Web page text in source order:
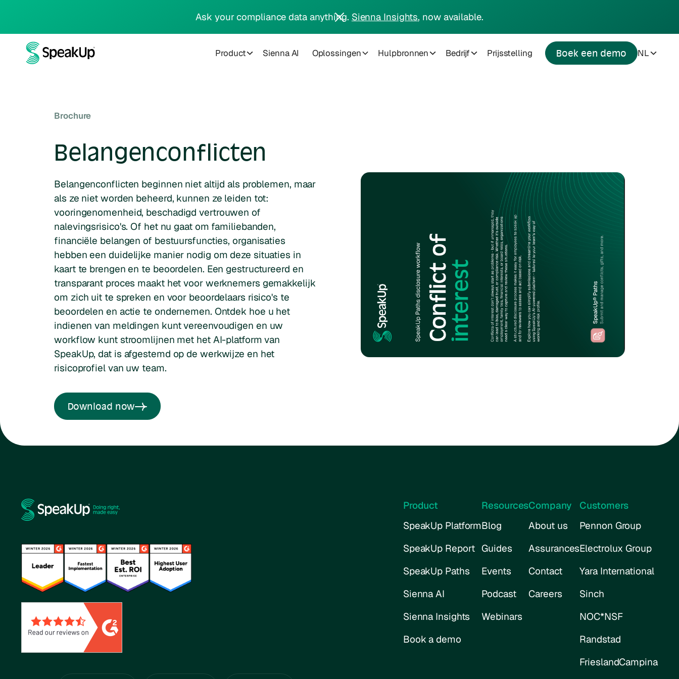
Ask your compliance data anything. Sienna Insights, now available.
Product Sienna AI Oplossingen Hulpbronnen Bedrijf Prijsstelling Boek een demo NL
Brochure
Belangenconflicten
Belangenconflicten beginnen niet altijd als problemen, maar
als ze niet worden beheerd, kunnen ze leiden tot:
vooringenomenheid, beschadigd vertrouwen of
nalevingsrisico's. Of het nu gaat om familiebanden,
financiële belangen of bestuursfuncties, organisaties
hebben een duidelijke manier nodig om deze situaties in
kaart te brengen en te beoordelen. Een gestructureerd en
transparant proces maakt het voor werknemers gemakkelijk
om zich uit te spreken en voor beoordelaars risico's te
beoordelen en actie te ondernemen. Ontdek hoe u het
indienen van meldingen kunt vereenvoudigen en uw
workflow kunt stroomlijnen met het AI-platform van
SpeakUp, dat is afgestemd op de werkwijze en het
risicoprofiel van uw team.
Download now
Product
SpeakUp Platform
SpeakUp Report
SpeakUp Paths
Sienna AI
Sienna Insights
Book a demo
Resources
Blog
Guides
Events
Podcast
Webinars
Company
About us
Assurances
Contact
Careers
Customers
Pennon Group
Electrolux Group
Yara International
Sinch
NOC*NSF
Randstad
FrieslandCampina